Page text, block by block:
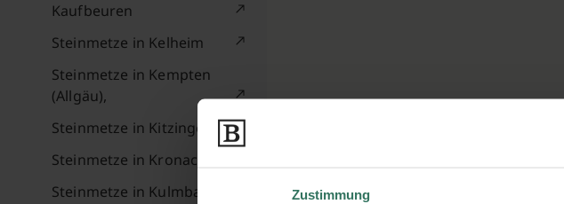
Zustimmung
Kaufbeuren
Steinmetze in Kelheim
Steinmetze in Kempten
(Allgäu),
Steinmetze in Kitzingen
Steinmetze in Kronach
Steinmetze in Kulmbach